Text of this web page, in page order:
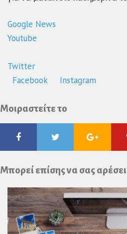
Google News
Youtube
Twitter
Facebook
Instagram
Μοιραστείτε το
FacebookTwitter Google
Plus
Μπορεί επίσης να σας αρέσει